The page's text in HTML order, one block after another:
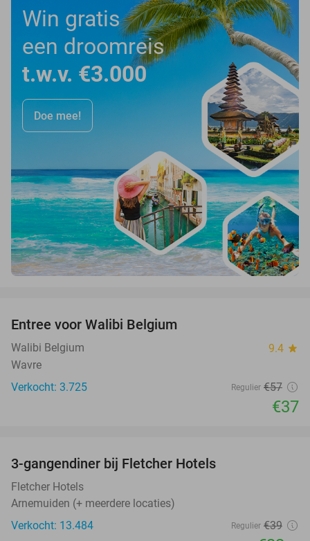
Win gratis
een droomreis
t.w.v. €3.000
Doe mee!
Entree voor Walibi Belgium
Walibi Belgium 9.4 star
Wavre
Verkocht: 3.725
Regulier €57
€37
3-gangendiner bij Fletcher Hotels
Fletcher Hotels
Arnemuiden (+ meerdere locaties)
Verkocht: 13.484
Regulier €39